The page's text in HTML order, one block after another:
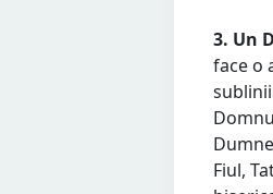
3. Un
face o
Fiul,